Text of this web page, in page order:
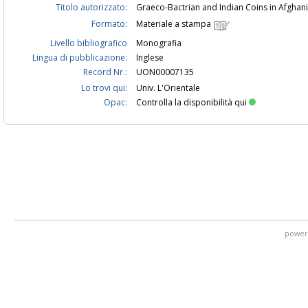
Titolo autorizzato:
Graeco-Bactrian and Indian Coins in
Formato:
Materiale a stampa
Livello bibliografico
Monografia
Lingua di pubblicazione:
Inglese
Record Nr.:
UON00007135
Lo trovi qui:
Univ. L'Orientale
Opac:
Controlla la disponibilità qui